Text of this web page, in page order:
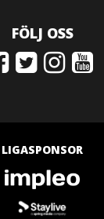
FÖLJ OSS
LIGASPONSOR